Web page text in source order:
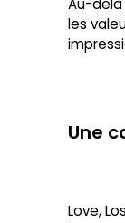
Au-delà
les
Une
Love,